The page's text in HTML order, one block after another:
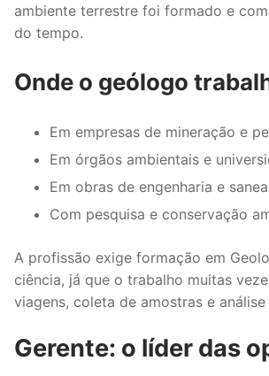
ambiente terrestre foi formado e
do tempo.
Onde o geólogo
Em empresas de mineração e
Em órgãos ambientais e
Em obras de engenharia e
Com pesquisa e conservação
A profissão exige formação em
ciência, já que o trabalho muitas
viagens, coleta de amostras e
Gerente: o líder das